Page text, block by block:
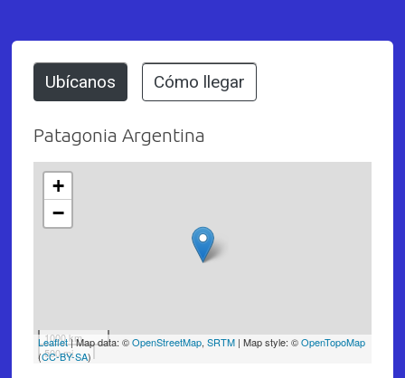
Ubícanos Cómo llegar
Patagonia Argentina
+
−
1000 km
500 mi
Leaflet| Map data: ©OpenStreetMap, SRTM| Map style: ©OpenTopoMap
(CC-BY-SA)